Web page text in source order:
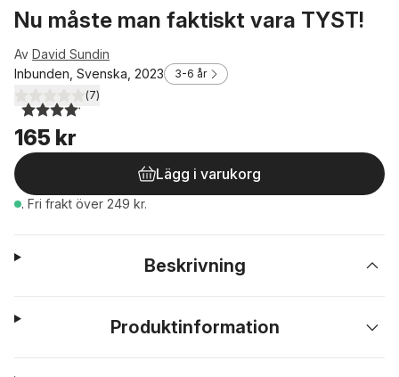
Nu måste man faktiskt vara TYST!
Av David Sundin
Inbunden, Svenska, 2023
3-6 år
4,1utav 5 stjärnor. Totalt antal röster:
(7)
165 kr
Lägg i varukorg
. Fri frakt över 249 kr.
Beskrivning
Produktinformation